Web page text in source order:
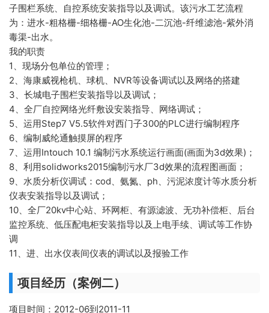
子围栏系统、自控系统安装指导以及调试。该污水工艺流程
为：进水-粗格栅-细格栅-AO生化池-二沉池-纤维滤池-紫外消
毒渠-出水。
我的职责
1、现场分包单位的管理；
2、海康威视枪机、球机、NVR等设备调试以及网络的搭建
3、长城电子围栏安装指导以及调试；
4、全厂自控网络光纤敷设安装指导、网络调试；
5、运用Step7 V5.5软件对西门子300的PLC进行编制程序
6、编制威纶通触摸屏的程序
7、运用Intouch 10.1 编制污水系统运行画面(画面为3d效果)；
8、利用solidworks2015编制污水厂3d效果的流程图画面；
9、水质分析仪调试：cod、氨氮、ph、污泥浓度计等水质分析
仪表安装指导以及调试；
10、全厂20kv中心站、环网柜、有源滤波、无功补偿柜、后台
监控系统、低压配电柜安装指导以及上电手续、调试等工作协
调
11、进、出水仪表间仪表的调试以及报验工作
项目经历（案例二）
项目时间：2012-06到2011-11